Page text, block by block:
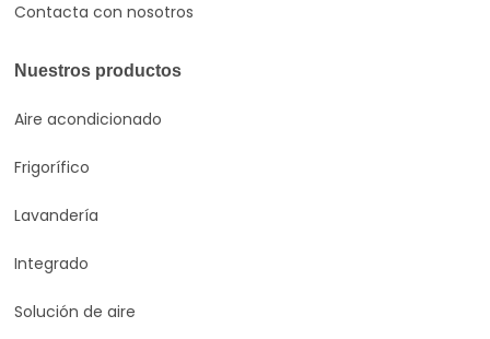
Contacta con nosotros
Nuestros productos
Aire acondicionado
Frigorífico
Lavandería
Integrado
Solución de aire